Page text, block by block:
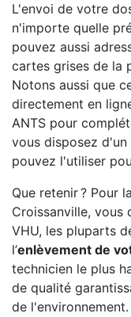
L'envoi de votre
n'importe quelle
pouvez aussi
cartes grises de la
Notons aussi que
directement en
ANTS pour
vous disposez
pouvez l'utiliser
Que retenir ? Pour
Croissanville, vous
VHU, les pluparts
l’enlèvement de
technicien le plus
de qualité
de